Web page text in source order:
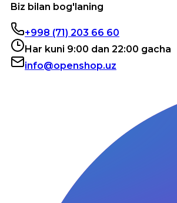
Biz bilan bog'laning
+998 (71) 203 66 60
Har kuni 9:00 dan 22:00 gacha
info@openshop.uz